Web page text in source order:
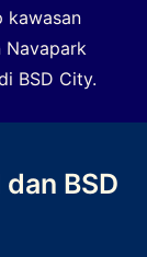
kawasan
Navapark
BSD City.
dan BSD